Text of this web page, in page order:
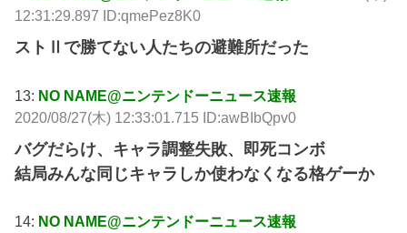
12:31:29.897 ID:qmePez8K0
ストⅡで勝てない人たちの避難所だった
13: NO NAME@ニンテンドーニュース速報
2020/08/27(木) 12:33:01.715 ID:awBIbQpv0
バグだらけ、キャラ調整失敗、即死コンボ
結局みんな同じキャラしか使わなくなる格ゲーか
14: NO NAME@ニンテンドーニュース速報